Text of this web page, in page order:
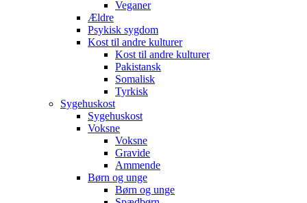
Veganer
Ældre
Psykisk sygdom
Kost til andre kulturer
Kost til andre kulturer
Pakistansk
Somalisk
Tyrkisk
Sygehuskost
Sygehuskost
Voksne
Voksne
Gravide
Ammende
Børn og unge
Børn og unge